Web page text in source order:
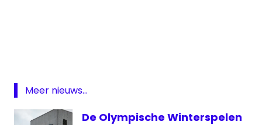
— Tour de France™ (@LeTour)
2022
Meer nieuws...
De Olympische Winterspelen